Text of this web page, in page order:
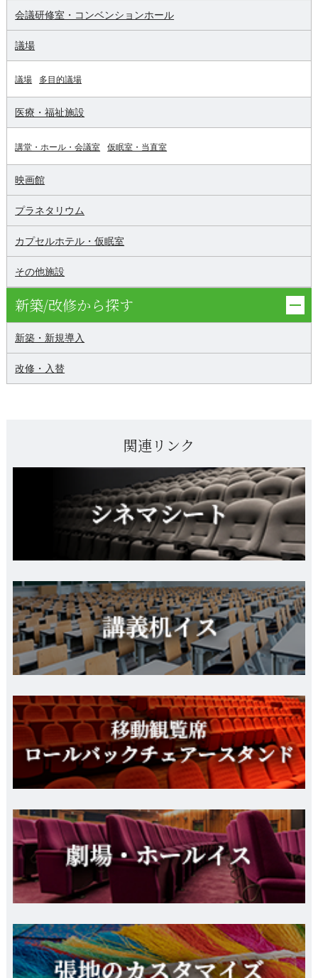
会議研修室・コンベンションホール
議場
議場 多目的議場
医療・福祉施設
講堂・ホール・会議室 仮眠室・当直室
映画館
プラネタリウム
カプセルホテル・仮眠室
その他施設
新築/改修から探す
新築・新規導入
改修・入替
関連リンク